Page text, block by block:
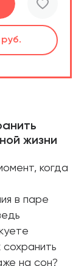
жизни
когда
в паре
на сон?